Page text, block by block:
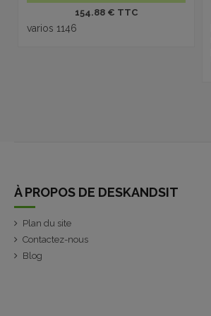
154.88 € TTC
varios 1146
À PROPOS DE DESKANDSIT
Plan du site
Contactez-nous
Blog